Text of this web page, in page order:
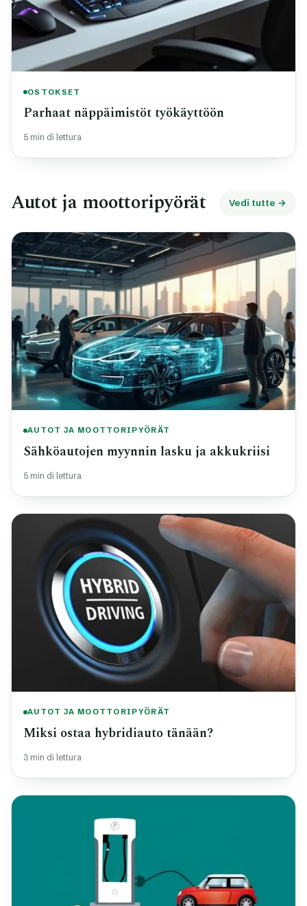
OSTOKSET
Parhaat näppäimistöt työkäyttöön
5 min di lettura
Autot ja moottoripyörät Vedi tutte →
AUTOT JA MOOTTORIPYÖRÄT
Sähköautojen myynnin lasku ja akkukriisi
5 min di lettura
AUTOT JA MOOTTORIPYÖRÄT
Miksi ostaa hybridiauto tänään?
3 min di lettura